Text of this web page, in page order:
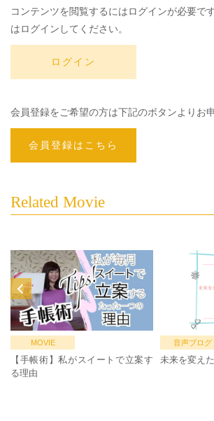
コンテンツを閲覧するにはログインが必要で
はログインしてください。
ログイン
会員登録をご希望の方は下記のボタンよりお
会員登録はこちら
Related Movie
MOVIE
【手帳術】私がスイートで立案す
る理由
音声ブログ
未来を変え